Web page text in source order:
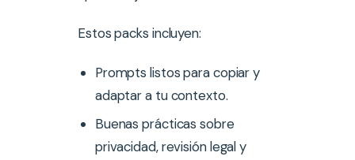
Estos packs incluyen:
Prompts listos para copiar y
adaptar a tu contexto.
Buenas prácticas sobre
privacidad, revisión legal y